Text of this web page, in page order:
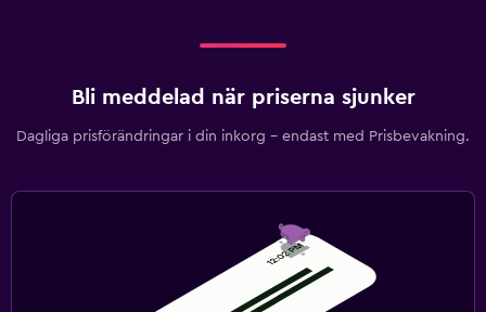
Bli meddelad när priserna sjunker
Dagliga prisförändringar i din inkorg – endast med Prisbevakning.